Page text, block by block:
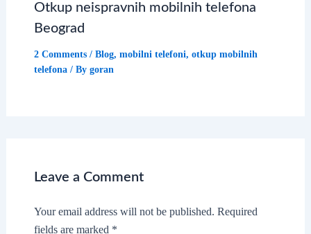
Otkup neispravnih mobilnih telefona
Beograd
2 Comments / Blog, mobilni telefoni, otkup mobilnih
telefona/ By goran
Leave a Comment
Your email address will not be published. Required
fields are marked *